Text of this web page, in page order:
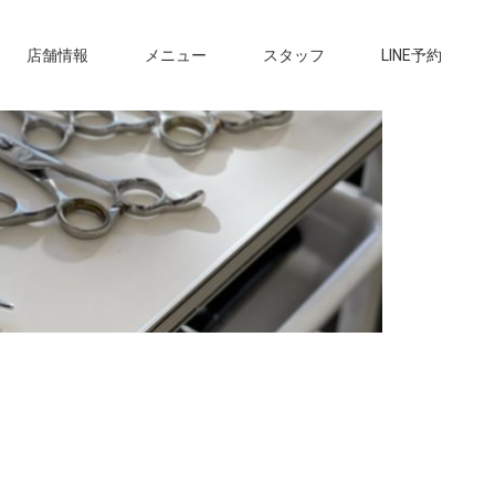
店舗情報 メニュー スタッフ LINE予約